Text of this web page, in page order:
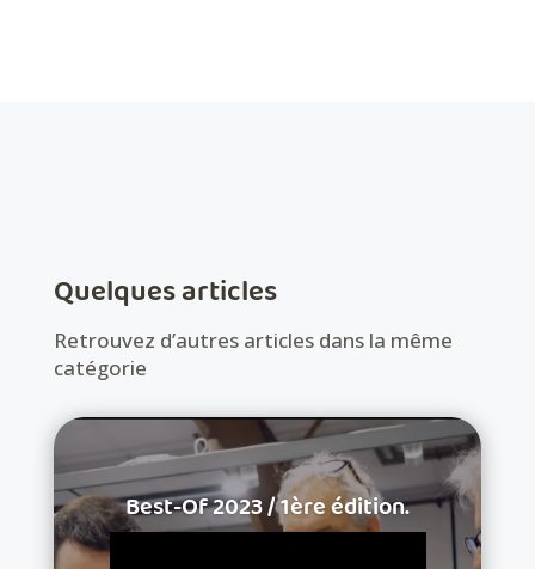
Quelques articles
Retrouvez d’autres articles dans la même
catégorie
Best-Of 2023 / 1ère édition.